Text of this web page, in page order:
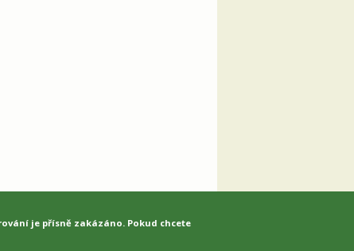
je přísně zakázáno. Pokud chcete